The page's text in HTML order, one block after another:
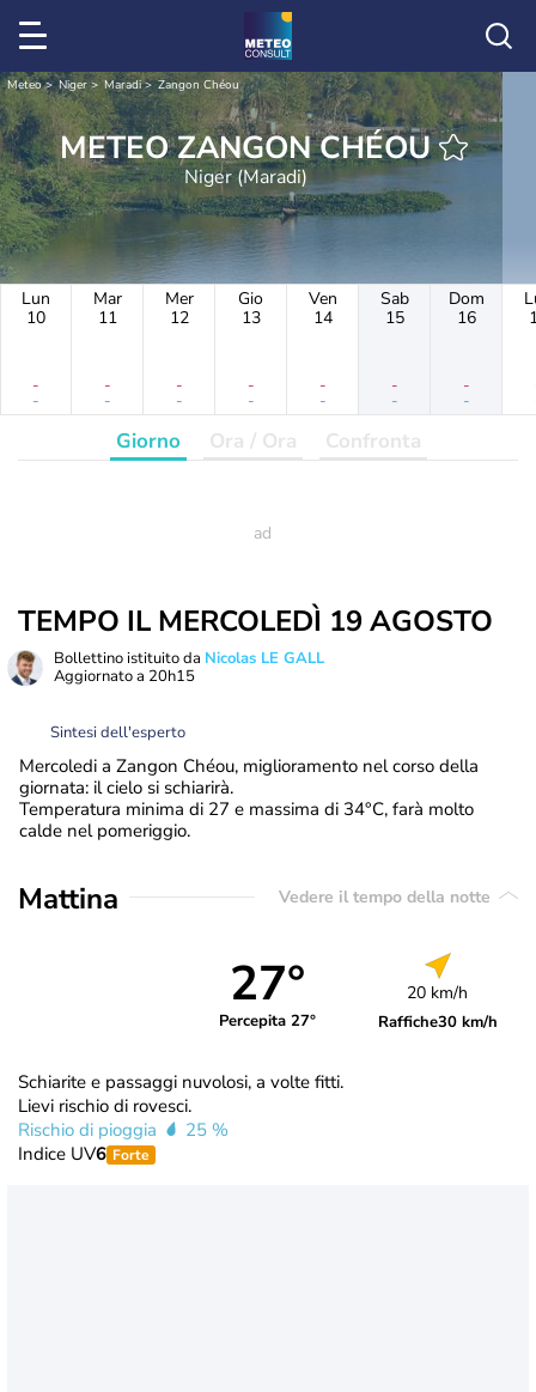
Meteo Niger Maradi Zangon Chéou
METEO ZANGON CHÉOU
Niger (Maradi)
Lun
10
-
-
Mar
11
-
-
Mer
12
-
-
Gio
13
-
-
Ven
14
-
-
Sab
15
-
-
Dom
16
-
-
Giorno Ora / Ora Confronta
TEMPO IL MERCOLEDÌ 19 AGOSTO
Bollettino istituito da Nicolas LE GALL
Aggiornato a 20h15
Sintesi dell'esperto
Mercoledi a Zangon Chéou, miglioramento nel corso della
giornata: il cielo si schiarirà.
Temperatura minima di 27 e massima di 34°C, farà molto
calde nel pomeriggio.
Mattina Vedere il tempo della notte
27°
Percepita 27°
20 km/h
Raffiche30 km/h
Schiarite e passaggi nuvolosi, a volte fitti.
Lievi rischio di rovesci.
Rischio di pioggia
25 %
Indice UV6 Forte